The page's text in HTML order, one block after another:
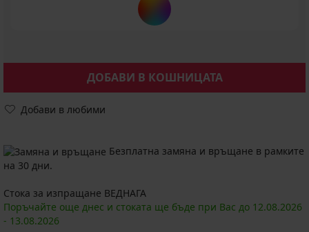
ДОБАВИ В КОШНИЦАТА
Добави в любими
Безплатна замяна и връщане в рамките
на 30 дни.
Стока за изпращане ВЕДНАГА
Поръчайте още днес и стоката ще бъде при Вас до 12.08.2026
- 13.08.2026